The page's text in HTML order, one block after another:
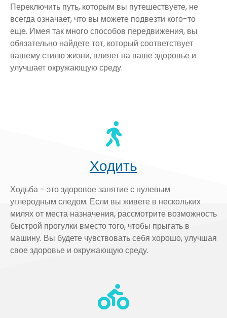
Переключить путь, которым вы путешествуете, не
всегда означает, что вы можете подвезти кого-то
еще. Имея так много способов передвижения, вы
обязательно найдете тот, который соответствует
вашему стилю жизни, влияет на ваше здоровье и
улучшает окружающую среду.
Ходить
Ходьба - это здоровое занятие с нулевым
углеродным следом. Если вы живете в нескольких
милях от места назначения, рассмотрите возможность
быстрой прогулки вместо того, чтобы прыгать в
машину. Вы будете чувствовать себя хорошо, улучшая
свое здоровье и окружающую среду.